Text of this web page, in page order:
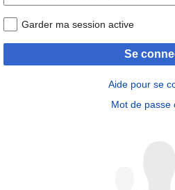
Garder ma session active
Se
Aide pour se
Mot de passe